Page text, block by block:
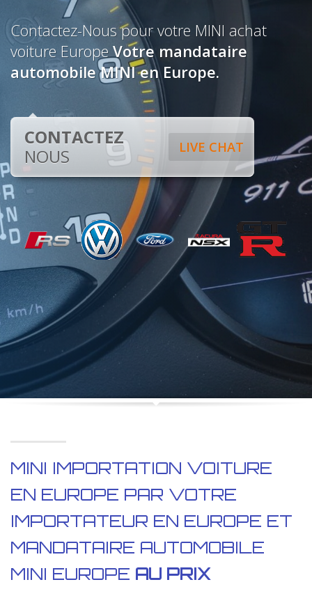
Contactez-Nous pour votre MINI achat
voiture EuropeVotre mandataire
automobile MINI en Europe.
LIVE CHAT
CONTACTEZ
NOUS
MINI IMPORTATION VOITURE
EN EUROPE PAR VOTRE
IMPORTATEUR EN EUROPE ET
MANDATAIRE AUTOMOBILE
MINI EUROPE AU PRIX